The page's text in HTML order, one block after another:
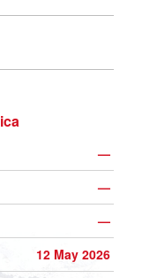
—
—
—
12 May 2026